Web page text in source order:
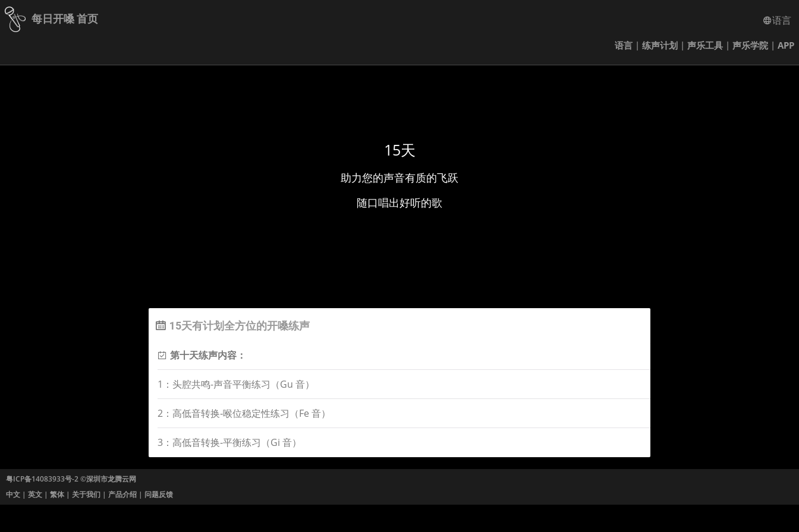
每日开嗓 首页 语言
语言 | 练声计划 | 声乐工具 | 声乐学院 | APP
15天
助力您的声音有质的飞跃
随口唱出好听的歌
15天有计划全方位的开嗓练声
第十天练声内容：
1：头腔共鸣-声音平衡练习（Gu 音）
2：高低音转换-喉位稳定性练习（Fe 音）
3：高低音转换-平衡练习（Gi 音）
粤ICP备14083933号-2©深圳市龙腾云网
中文 | 英文 | 繁体 | 关于我们 | 产品介绍 | 问题反馈